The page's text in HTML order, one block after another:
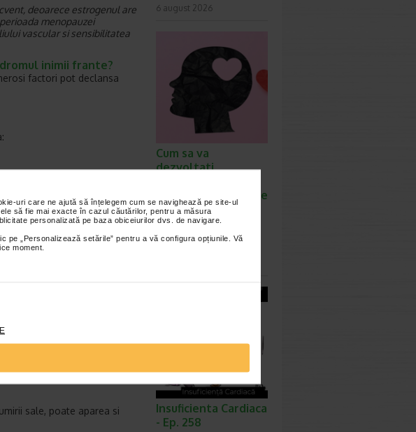
uri care ne ajută să înțelegem cum se navighează pe site-ul
să fie mai exacte în cazul căutărilor, pentru a măsura
personalizată pe baza obiceiurilor dvs. de navigare.
„Personalizează setările” pentru a vă configura opțiunile. Vă
moment.
deoarece estrogenul are
menopauzei
vascular si sensibilitatea
inimii frante?
factori pot declansa
sale, poate aparea si
6 august 2026
Cum sa va
dezvoltati
emotionala: metode
prin care va puteti
imbunatati EQ-ul
Timp de citire:
Insuficienta Cardiaca
- Ep. 258